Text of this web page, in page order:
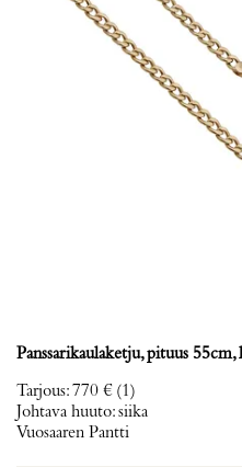
Panssarikaulaketju, pituus
Tarjous:770 € (1)
Johtava huuto:siika
Vuosaaren Pantti